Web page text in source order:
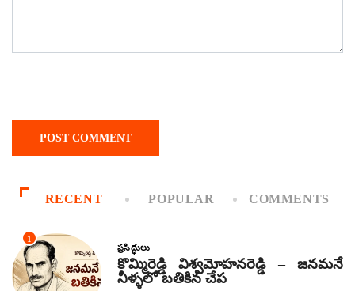
RECENT POPULAR COMMENTS
1
ప్రసిద్ధులు
కొమ్మిరెడ్డి విశ్వమోహనరెడ్డి – జనమనే
నీళ్ళలో బతికిన చేప